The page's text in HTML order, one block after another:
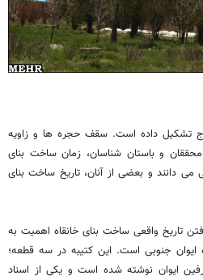
تشکیل داده است. سقف حجره ها و زاویه
و باستان شناسان، زمان ساخت بنای
می دانند و بعضی از آنان، تاریخ ساخت بنای
تاریخ واقعی ساخت بنای خانقاه اهمیت به
جنوبی است. این کتیبه در سه قطعه؛
ایوان نوشته شده است و یکی از اسناد